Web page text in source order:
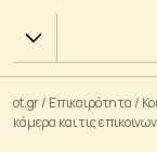
Χ.Α.
ot.gr/ Επικαιρότητα /
κάμερα και τις